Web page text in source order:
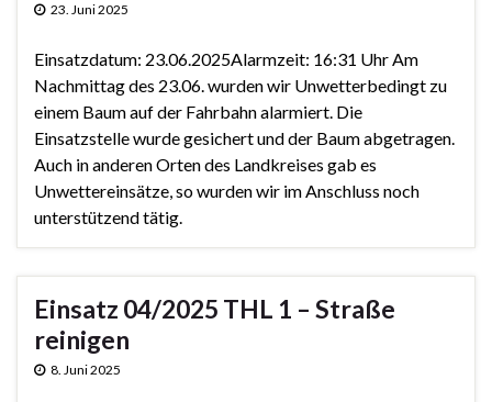
23. Juni 2025
Einsatzdatum: 23.06.2025Alarmzeit: 16:31 Uhr Am
Nachmittag des 23.06. wurden wir Unwetterbedingt zu
einem Baum auf der Fahrbahn alarmiert. Die
Einsatzstelle wurde gesichert und der Baum abgetragen.
Auch in anderen Orten des Landkreises gab es
Unwettereinsätze, so wurden wir im Anschluss noch
unterstützend tätig.
Einsatz 04/2025 THL 1 – Straße
reinigen
8. Juni 2025